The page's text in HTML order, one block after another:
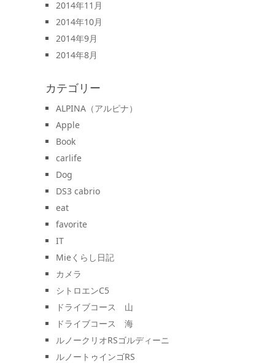
2014年11月
2014年10月
2014年9月
2014年8月
カテゴリー
ALPINA（アルピナ）
Apple
Book
carlife
Dog
DS3 cabrio
eat
favorite
IT
Mieくらし日記
カメラ
シトロエンC5
ドライブコース 山
ドライブコース 海
ルノークリオRSゴルディーニ
ルノートゥインゴRS